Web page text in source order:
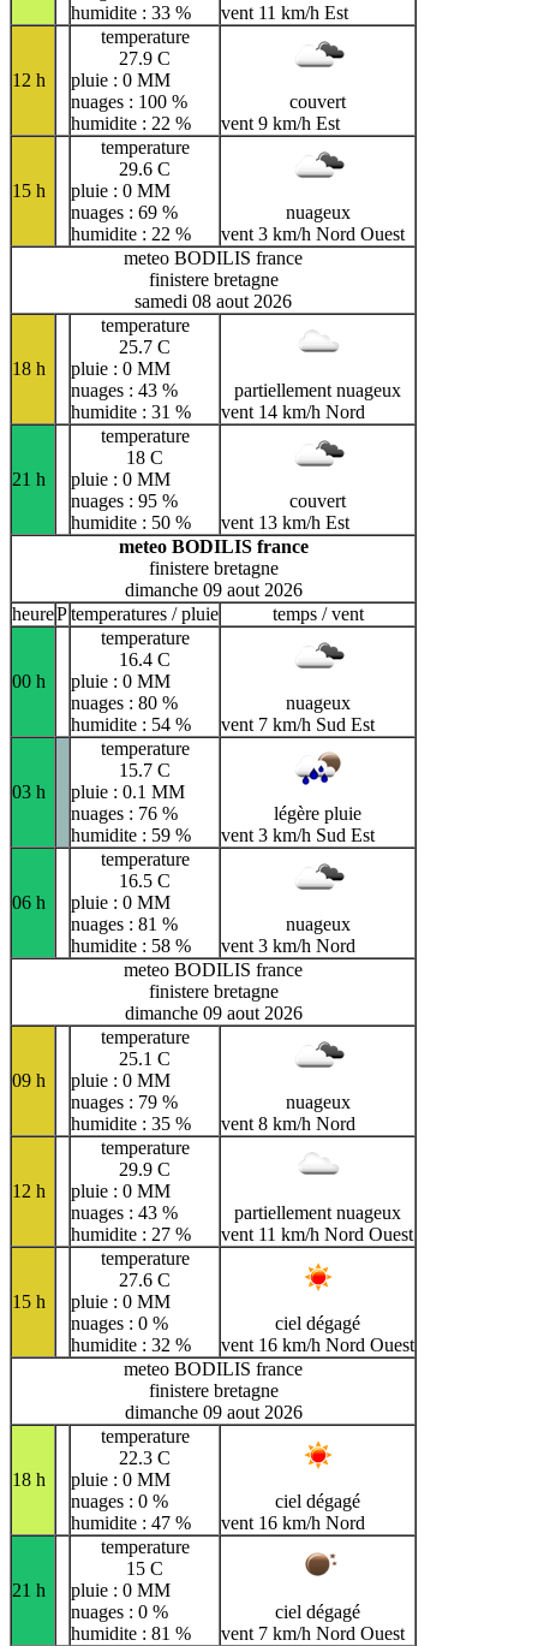
humidite : 33 %
vent 11 km/h Est
12 h
temperature
27.9 C
pluie : 0 MM
nuages : 100 %
humidite : 22 %
couvert
vent 9 km/h Est
15 h
temperature
29.6 C
pluie : 0 MM
nuages : 69 %
humidite : 22 %
nuageux
vent 3 km/h Nord Ouest
meteo BODILIS france
finistere bretagne
samedi 08 aout 2026
18 h
temperature
25.7 C
pluie : 0 MM
nuages : 43 %
humidite : 31 %
partiellement nuageux
vent 14 km/h Nord
21 h
temperature
18 C
pluie : 0 MM
nuages : 95 %
humidite : 50 %
couvert
vent 13 km/h Est
meteo BODILIS france
finistere bretagne
dimanche 09 aout 2026
heurePtemperatures / pluie temps / vent
00 h
temperature
16.4 C
pluie : 0 MM
nuages : 80 %
humidite : 54 %
nuageux
vent 7 km/h Sud Est
03 h
temperature
15.7 C
pluie : 0.1 MM
nuages : 76 %
humidite : 59 %
légère pluie
vent 3 km/h Sud Est
06 h
temperature
16.5 C
pluie : 0 MM
nuages : 81 %
humidite : 58 %
nuageux
vent 3 km/h Nord
meteo BODILIS france
finistere bretagne
dimanche 09 aout 2026
09 h
temperature
25.1 C
pluie : 0 MM
nuages : 79 %
humidite : 35 %
nuageux
vent 8 km/h Nord
12 h
temperature
29.9 C
pluie : 0 MM
nuages : 43 %
humidite : 27 %
partiellement nuageux
vent 11 km/h Nord Ouest
15 h
temperature
27.6 C
pluie : 0 MM
nuages : 0 %
humidite : 32 %
ciel dégagé
vent 16 km/h Nord Ouest
meteo BODILIS france
finistere bretagne
dimanche 09 aout 2026
18 h
temperature
22.3 C
pluie : 0 MM
nuages : 0 %
humidite : 47 %
ciel dégagé
vent 16 km/h Nord
21 h
temperature
15 C
pluie : 0 MM
nuages : 0 %
humidite : 81 %
ciel dégagé
vent 7 km/h Nord Ouest